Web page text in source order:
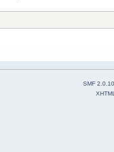
SMF 2.0.10